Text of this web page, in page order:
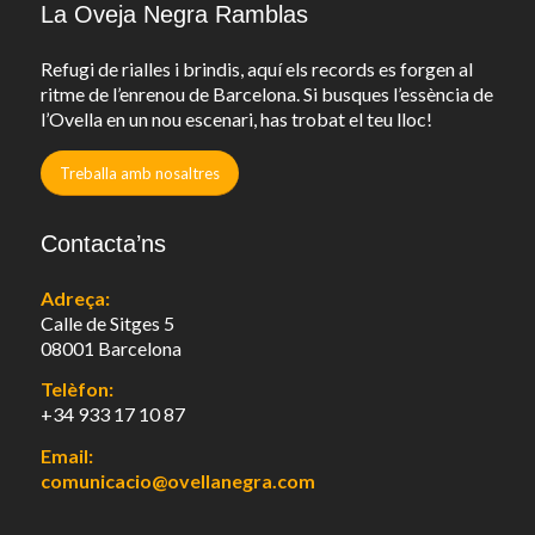
La Oveja Negra Ramblas
Refugi de rialles i brindis, aquí els records es forgen al
ritme de l’enrenou de Barcelona. Si busques l’essència de
l’Ovella en un nou escenari, has trobat el teu lloc!
Treballa amb nosaltres
Contacta’ns
Adreça:
Calle de Sitges 5
08001 Barcelona
Telèfon:
+34 933 17 10 87
Email:
comunicacio@ovellanegra.com